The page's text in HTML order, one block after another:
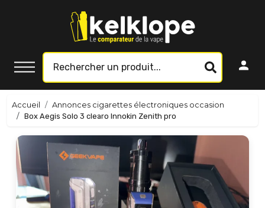
Accueil
Annonces cigarettes électroniques occasion
Box Aegis Solo 3 clearo Innokin Zenith pro